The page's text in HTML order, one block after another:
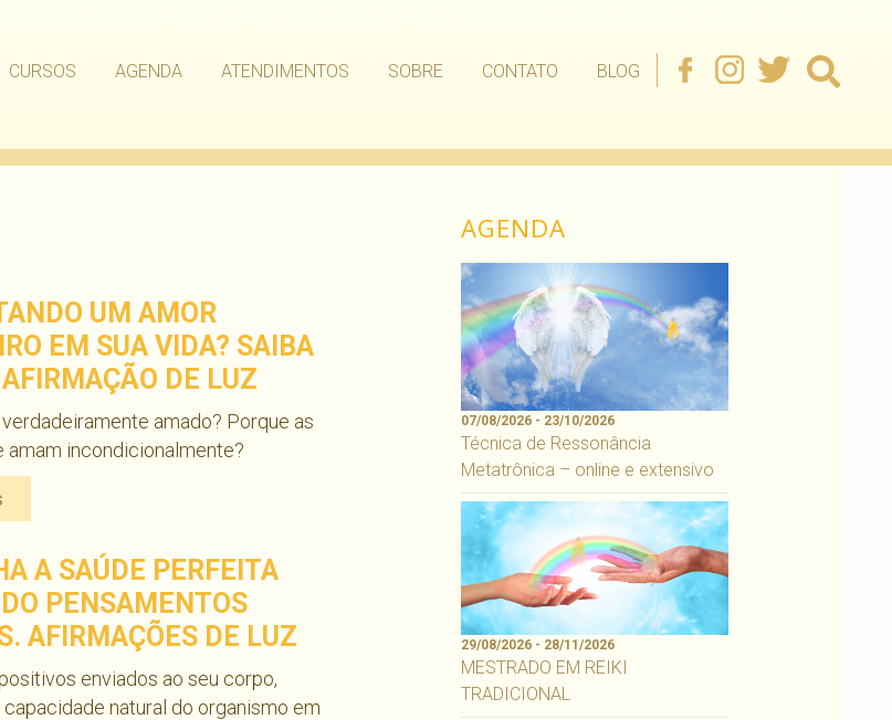
CURSOS AGENDA ATENDIMENTOS SOBRE CONTATO BLOG
UM AMOR
EM SUA VIDA? SAIBA
AFIRMAÇÃO DE LUZ
amado? Porque as
amam incondicionalmente?
A SAÚDE PERFEITA
PENSAMENTOS
AFIRMAÇÕES DE LUZ
enviados ao seu corpo,
natural do organismo em
AGENDA
07/08/2026 - 23/10/2026
Técnica de Ressonância
Metatrônica – online e extensivo
29/08/2026 - 28/11/2026
MESTRADO EM REIKI
TRADICIONAL